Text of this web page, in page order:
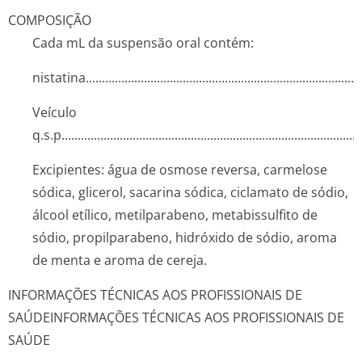
COMPOSIÇÃO
Cada mL da suspensão oral contém:
Veículo
Excipientes: água de osmose reversa, carmelose
sódica, glicerol, sacarina sódica, ciclamato de sódio,
álcool etílico, metilparabeno, metabissulfito de
sódio, propilparabeno, hidróxido de sódio, aroma
de menta e aroma de cereja.
INFORMAÇÕES TÉCNICAS AOS PROFISSIONAIS DE
SAÚDEINFORMAÇÕES TÉCNICAS AOS PROFISSIONAIS DE
SAÚDE